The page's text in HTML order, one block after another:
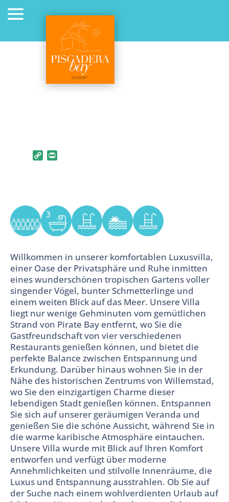
Copy Link
Willkommen in unserer komfortablen Luxusvilla,
einer Oase der Privatsphäre und Ruhe inmitten
eines wunderschönen tropischen Gartens voller
singender Vögel, bunter Schmetterlinge und
einem weiten Blick auf das Meer. Unsere Villa
liegt nur wenige Gehminuten vom gemütlichen
Strand von Pirate Bay entfernt, wo Sie die
Gastfreundschaft von vier verschiedenen
Restaurants genießen können, und bietet die
perfekte Balance zwischen Entspannung und
Erkundung. Darüber hinaus wohnen Sie in der
Nähe des historischen Zentrums von Willemstad,
wo Sie den einzigartigen Charme dieser
lebendigen Stadt genießen können. Entspannen
Sie sich auf unserer geräumigen Veranda und
genießen Sie die schöne Aussicht, während Sie in
die warme karibische Atmosphäre eintauchen.
Unsere Villa wurde mit Blick auf Ihren Komfort
entworfen und verfügt über moderne
Annehmlichkeiten und stilvolle Innenräume, die
Luxus und Entspannung ausstrahlen. Ob Sie auf
der Suche nach einem wohlverdienten Urlaub auf